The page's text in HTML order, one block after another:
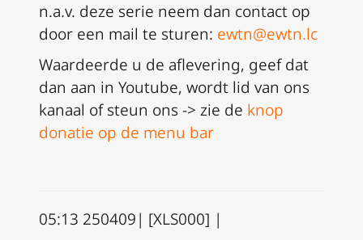
n.a.v. deze serie neem dan contact op
door een mail te sturen: ewtn@ewtn.lc
Waardeerde u de aflevering, geef dat
dan aan in Youtube, wordt lid van ons
kanaal of steun ons -> zie de knop
donatie op de menu bar
05:13 250409| [XLS000] |